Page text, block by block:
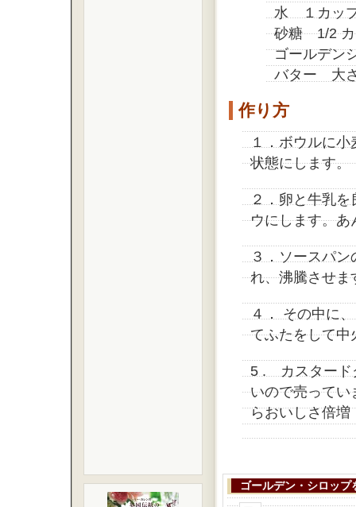
水 １カッ
砂糖 1/2 カ
ゴールデン
バター 大
作り方
１．ボウルに
状態にします。
２．卵と牛乳
ウにします。
３．ソースパ
れ、沸騰させま
４． その中に
てふたをして
5 . カスタード
いので売って
らおいしさ倍
ゴールデン・シロッ